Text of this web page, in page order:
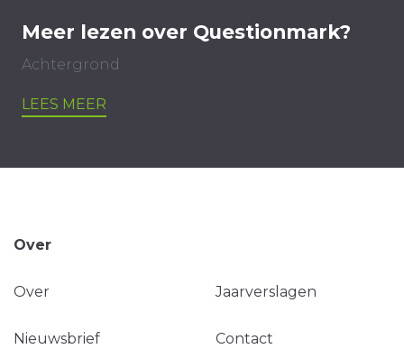
Meer lezen over Questionmark?
Achtergrond
LEES MEER
Over
Over Jaarverslagen
Nieuwsbrief Contact